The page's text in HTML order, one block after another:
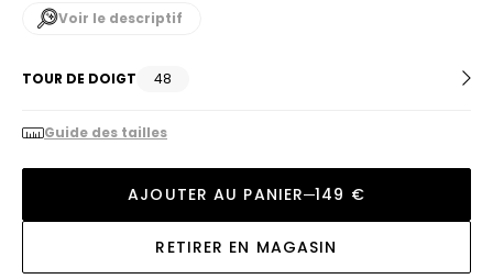
Voir le descriptif
TOUR DE DOIGT 48
Guide des tailles
AJOUTER AU PANIER 149 €
RETIRER EN MAGASIN